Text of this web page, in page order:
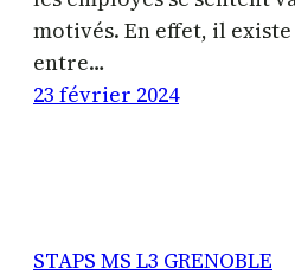
motivés. En effet, il
entre…
23 février 2024
STAPS MS L3 GRENOBLE